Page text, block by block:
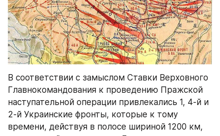
В соответствии с замыслом Ставки Верховного
Главнокомандования к проведению Пражской
наступательной операции привлекались 1, 4-й и
2-й Украинские фронты, которые к тому
времени, действуя в полосе шириной 1200 км,